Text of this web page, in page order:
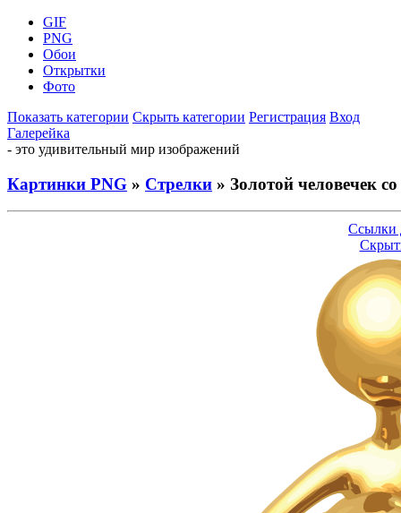
GIF
PNG
Обои
Открытки
Фото
Показать категории Скрыть категории Регистрация Вход
Галерейка
- это удивительный мир изображений
Картинки PNG » Стрелки » Золотой человечек
Ссылки